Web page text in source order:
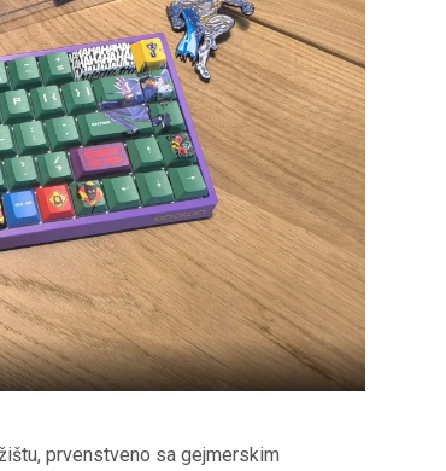
prvenstveno sa gejmerskim